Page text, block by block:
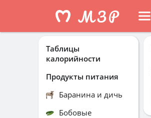
Таблицы
калорийности
Продукты питания
Баранина и дичь
Бобовые